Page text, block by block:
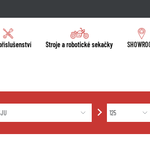
Stroje a robotické sekačky